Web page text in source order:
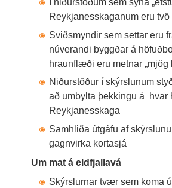
Reykjanesskaganum eru
Sviðsmyndir sem settar eru
núverandi byggðar á
hraunflæði eru metnar „mjög
Niðurstöður í skýrslunum
að umbylta þekkingu á hvar
Reykjanesskaga
Samhliða útgáfu af
gagnvirka kortasjá
Um mat á eldfjallavá
Skýrslurnar tvær sem koma